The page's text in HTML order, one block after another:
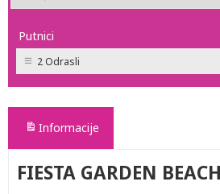
Putnici
2 Odrasli
Informacije
FIESTA GARDEN